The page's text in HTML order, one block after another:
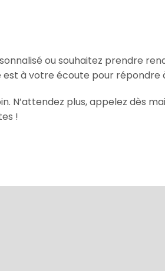
ou souhaitez prendre
à votre écoute pour répondre
N’attendez plus, appelez dès
!